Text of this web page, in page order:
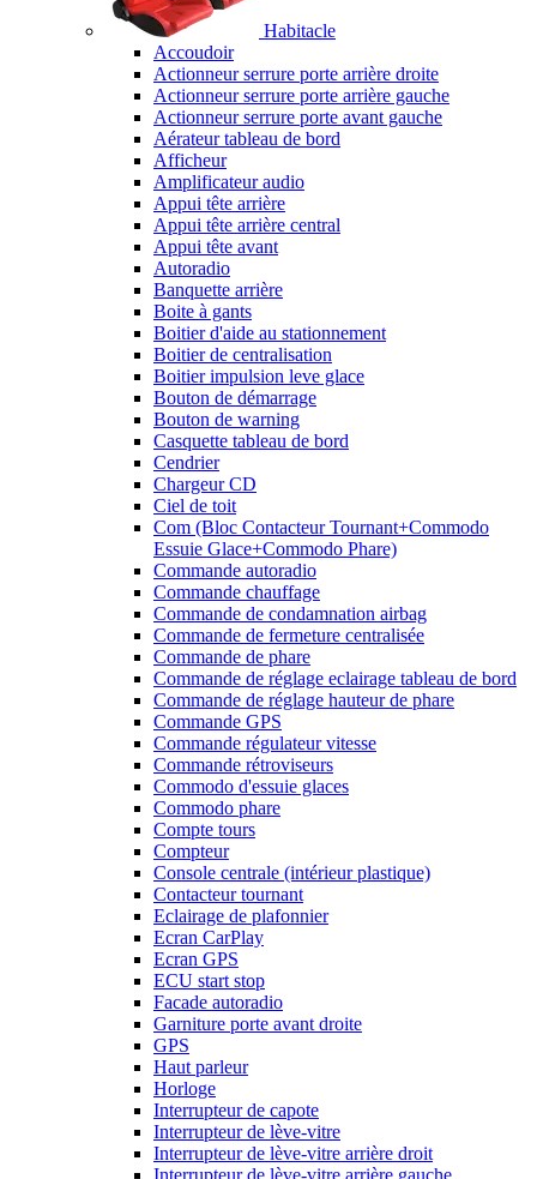
Habitacle
Accoudoir
Actionneur serrure porte arrière droite
Actionneur serrure porte arrière gauche
Actionneur serrure porte avant gauche
Aérateur tableau de bord
Afficheur
Amplificateur audio
Appui tête arrière
Appui tête arrière central
Appui tête avant
Autoradio
Banquette arrière
Boite à gants
Boitier d'aide au stationnement
Boitier de centralisation
Boitier impulsion leve glace
Bouton de démarrage
Bouton de warning
Casquette tableau de bord
Cendrier
Chargeur CD
Ciel de toit
Com (Bloc Contacteur Tournant+Commodo
Essuie Glace+Commodo Phare)
Commande autoradio
Commande chauffage
Commande de condamnation airbag
Commande de fermeture centralisée
Commande de phare
Commande de réglage eclairage tableau de bord
Commande de réglage hauteur de phare
Commande GPS
Commande régulateur vitesse
Commande rétroviseurs
Commodo d'essuie glaces
Commodo phare
Compte tours
Compteur
Console centrale (intérieur plastique)
Contacteur tournant
Eclairage de plafonnier
Ecran CarPlay
Ecran GPS
ECU start stop
Facade autoradio
Garniture porte avant droite
GPS
Haut parleur
Horloge
Interrupteur de capote
Interrupteur de lève-vitre
Interrupteur de lève-vitre arrière droit
Interrupteur de lève-vitre arrière gauche